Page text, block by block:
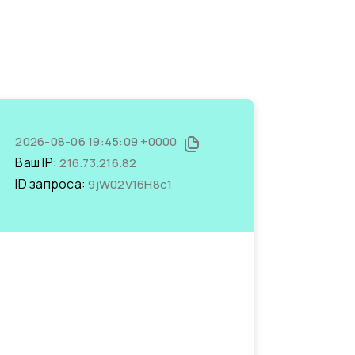
2026-08-06 19:45:09 +0000
Ваш IP:216.73.216.82
ID запроса:9jW02V16H8c1